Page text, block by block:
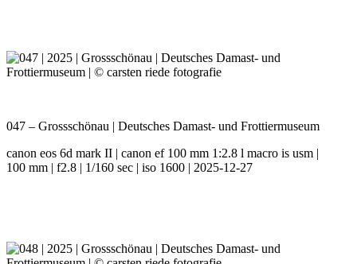
047 – Grossschönau | Deutsches Damast- und Frottiermuseum
canon eos 6d mark II | canon ef 100 mm 1:2.8 l macro is usm |
100 mm | f2.8 | 1/160 sec | iso 1600 | 2025-12-27